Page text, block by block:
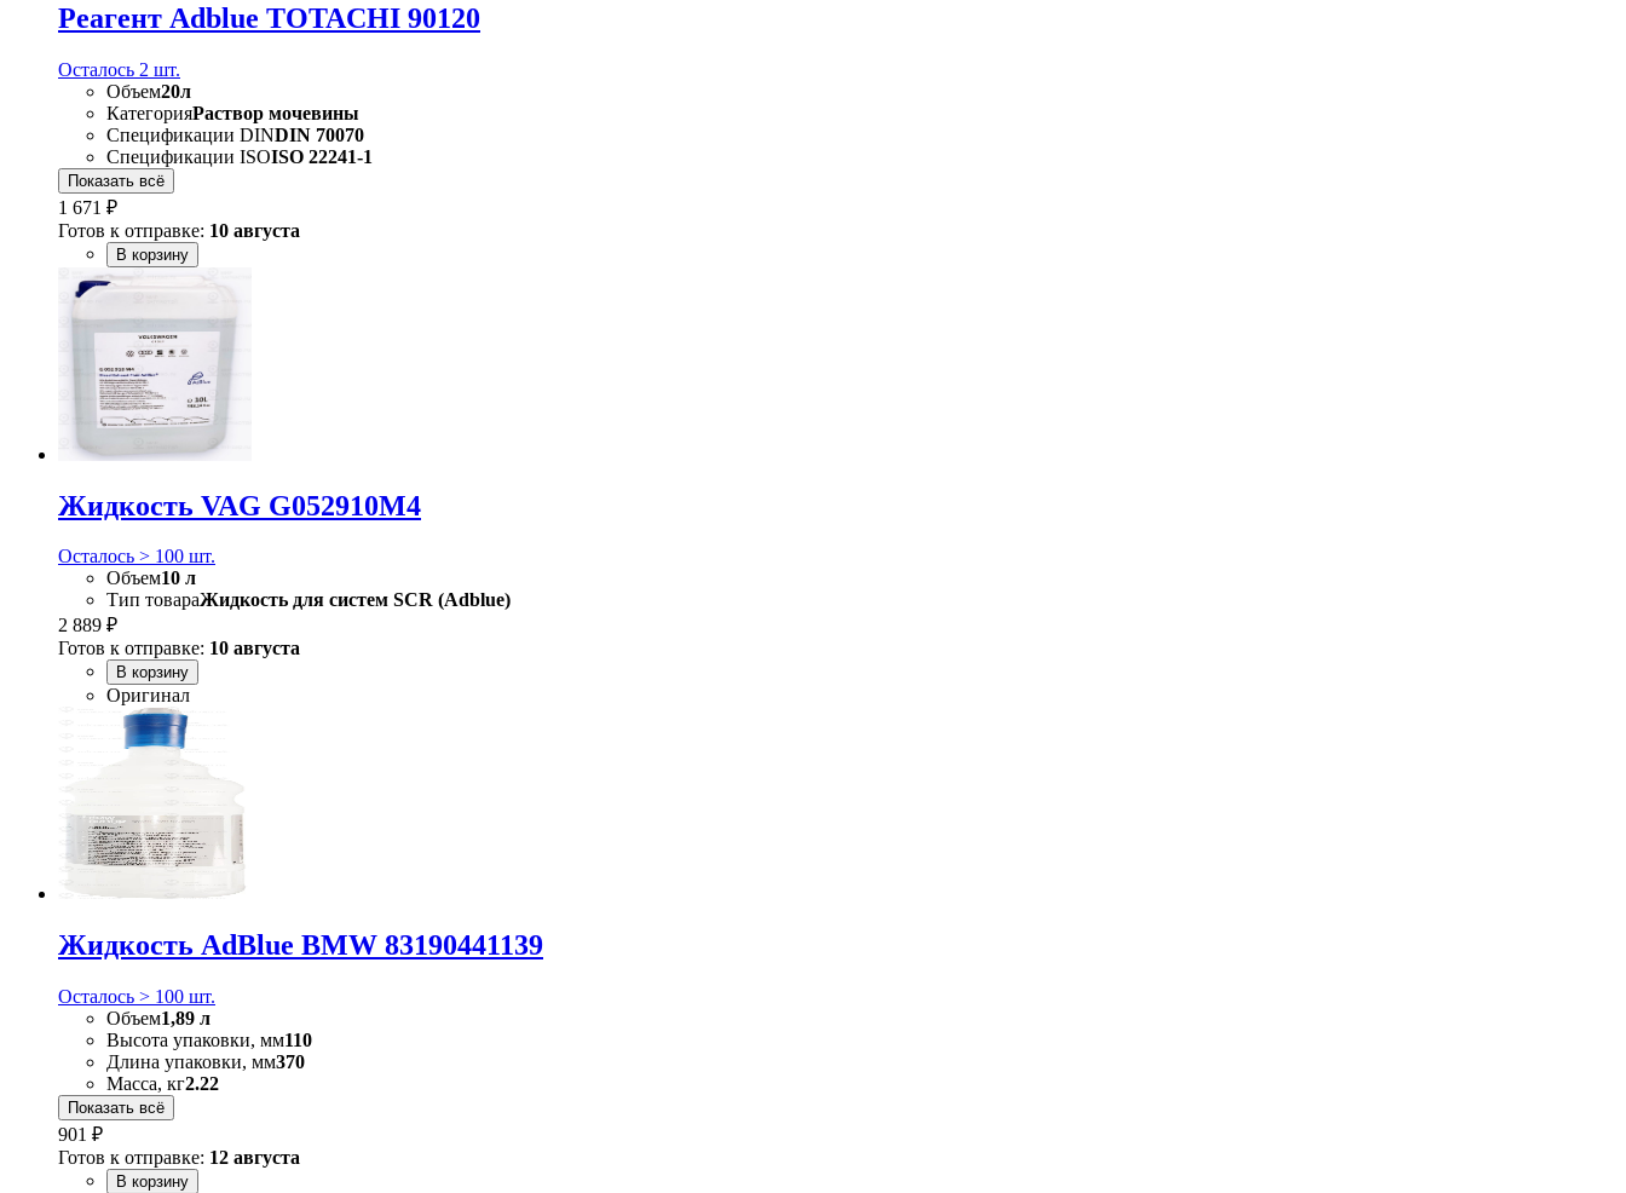
Реагент Adblue TOTACHI 90120
Осталось 2 шт.
Объем20л
КатегорияРаствор мочевины
Спецификации DINDIN 70070
Спецификации ISOISO 22241-1
Показать всё
1 671 ₽
Готов к отправке: 10 августа
В корзину
Жидкость VAG G052910M4
Осталось > 100 шт.
Объем10 л
Тип товараЖидкость для систем SCR (Adblue)
2 889 ₽
Готов к отправке: 10 августа
В корзину
Оригинал
Жидкость AdBlue BMW 83190441139
Осталось > 100 шт.
Объем1,89 л
Высота упаковки, мм110
Длина упаковки, мм370
Масса, кг2.22
Показать всё
901 ₽
Готов к отправке: 12 августа
В корзину